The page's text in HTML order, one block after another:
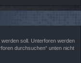
soll. Unterforen werden
durchsuchen“ unten nicht